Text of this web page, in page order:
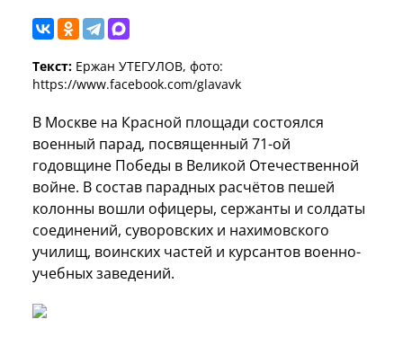
Текст: Ержан УТЕГУЛОВ, фото:
https://www.facebook.com/glavavk
В Москве на Красной площади состоялся
военный парад, посвященный 71-ой
годовщине Победы в Великой Отечественной
войне. В состав парадных расчётов пешей
колонны вошли офицеры, сержанты и солдаты
соединений, суворовских и нахимовского
училищ, воинских частей и курсантов военно-
учебных заведений.